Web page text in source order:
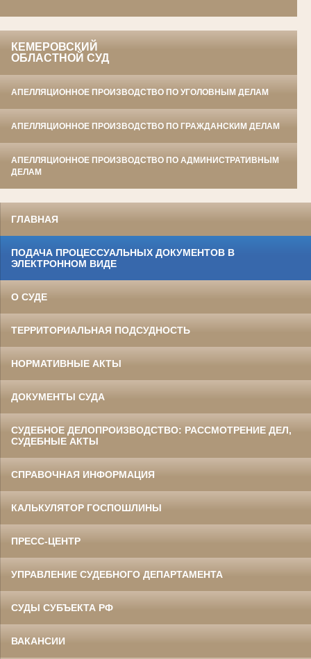
КЕМЕРОВСКИЙ
ОБЛАСТНОЙ СУД
АПЕЛЛЯЦИОННОЕ ПРОИЗВОДСТВО ПО УГОЛОВНЫМ ДЕЛАМ
АПЕЛЛЯЦИОННОЕ ПРОИЗВОДСТВО ПО ГРАЖДАНСКИМ ДЕЛАМ
АПЕЛЛЯЦИОННОЕ ПРОИЗВОДСТВО ПО АДМИНИСТРАТИВНЫМ
ДЕЛАМ
ГЛАВНАЯ
ПОДАЧА ПРОЦЕССУАЛЬНЫХ ДОКУМЕНТОВ В
ЭЛЕКТРОННОМ ВИДЕ
О СУДЕ
ТЕРРИТОРИАЛЬНАЯ ПОДСУДНОСТЬ
НОРМАТИВНЫЕ АКТЫ
ДОКУМЕНТЫ СУДА
СУДЕБНОЕ ДЕЛОПРОИЗВОДСТВО: РАССМОТРЕНИЕ ДЕЛ,
СУДЕБНЫЕ АКТЫ
СПРАВОЧНАЯ ИНФОРМАЦИЯ
КАЛЬКУЛЯТОР ГОСПОШЛИНЫ
ПРЕСС-ЦЕНТР
УПРАВЛЕНИЕ СУДЕБНОГО ДЕПАРТАМЕНТА
СУДЫ СУБЪЕКТА РФ
ВАКАНСИИ